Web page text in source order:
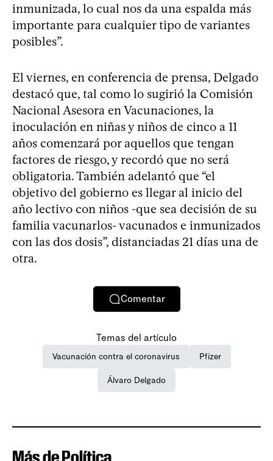
inmunizada, lo cual nos da una espalda más
importante para cualquier tipo de variantes
posibles”.
El viernes, en conferencia de prensa, Delgado
destacó que, tal como lo sugirió la Comisión
Nacional Asesora en Vacunaciones, la
inoculación en niñas y niños de cinco a 11
años comenzará por aquellos que tengan
factores de riesgo, y recordó que no será
obligatoria. También adelantó que “el
objetivo del gobierno es llegar al inicio del
año lectivo con niños -que sea decisión de su
familia vacunarlos- vacunados e inmunizados
con las dos dosis”, distanciadas 21 días una de
otra.
Comentar
Temas del artículo
Vacunación contra el coronavirus Pfizer
Álvaro Delgado